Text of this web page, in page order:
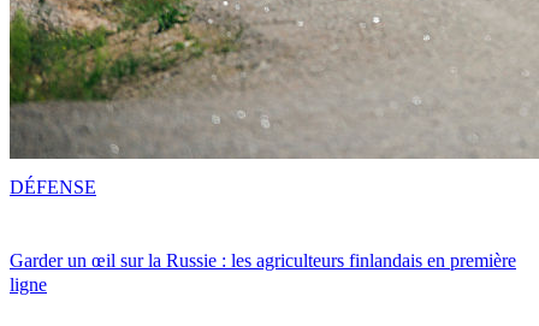
Garder un œil sur la Russie : les agriculteurs finlandais en première
ligne
DÉFENSE